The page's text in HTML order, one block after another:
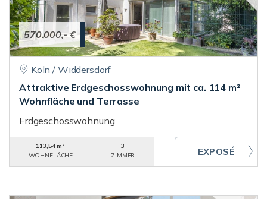
570.000,- €
Köln / Widdersdorf
Attraktive Erdgeschosswohnung mit ca. 114 m²
Wohnfläche und Terrasse
Erdgeschosswohnung
113,54 m²
WOHNFLÄCHE
3
ZIMMER